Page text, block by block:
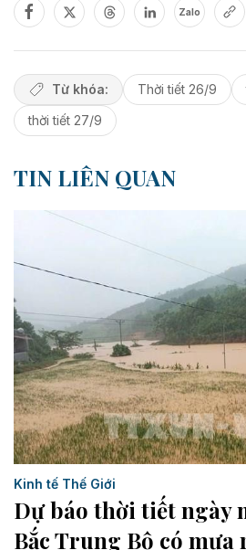
Zalo
Từ khóa: Thời tiết 26/9
thời tiết 27/9
TIN LIÊN QUAN
Kinh tế Thế Giới
Dự báo thời tiết ngày
Bắc Trung Bộ có mưa